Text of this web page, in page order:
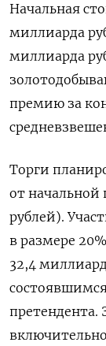
Начальная
миллиарда
миллиарда
премию за
Торги
от
рублей).
​в размере
32,4
претендента.